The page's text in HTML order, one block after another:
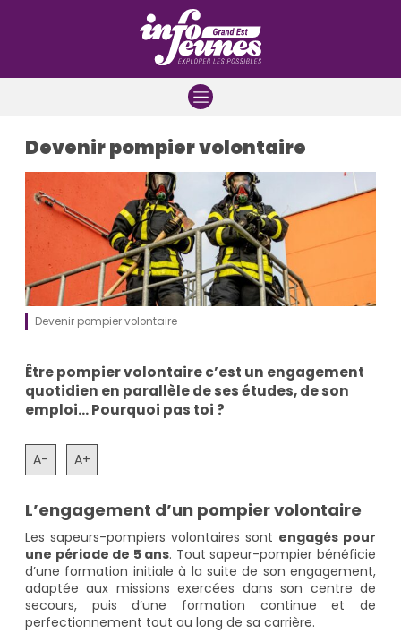
Devenir pompier volontaire
Devenir pompier volontaire
Être pompier volontaire c’est un engagement
quotidien en parallèle de ses études, de son
emploi... Pourquoi pas toi ?
A- A+
L’engagement d’un pompier volontaire
Les sapeurs-pompiers volontaires sont engagés pour
une période de 5 ans. Tout sapeur-pompier bénéficie
d’une formation initiale à la suite de son engagement,
adaptée aux missions exercées dans son centre de
secours, puis d’une formation continue et de
perfectionnement tout au long de sa carrière.